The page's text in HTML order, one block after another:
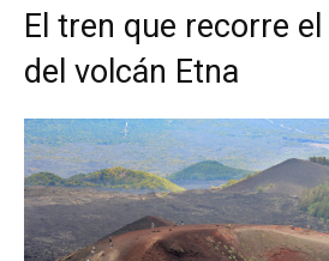
El tren que recorre
del volcán Etna